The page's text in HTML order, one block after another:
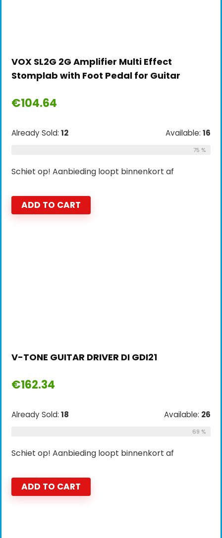
VOX SL2G 2G Amplifier Multi Effect
Stomplab with Foot Pedal for Guitar
€104.64
Already Sold: 12 Available: 16
75 %
Schiet op! Aanbieding loopt binnenkort af
ADD TO CART
V-TONE GUITAR DRIVER DI GDI21
€162.34
Already Sold: 18 Available: 26
69 %
Schiet op! Aanbieding loopt binnenkort af
ADD TO CART